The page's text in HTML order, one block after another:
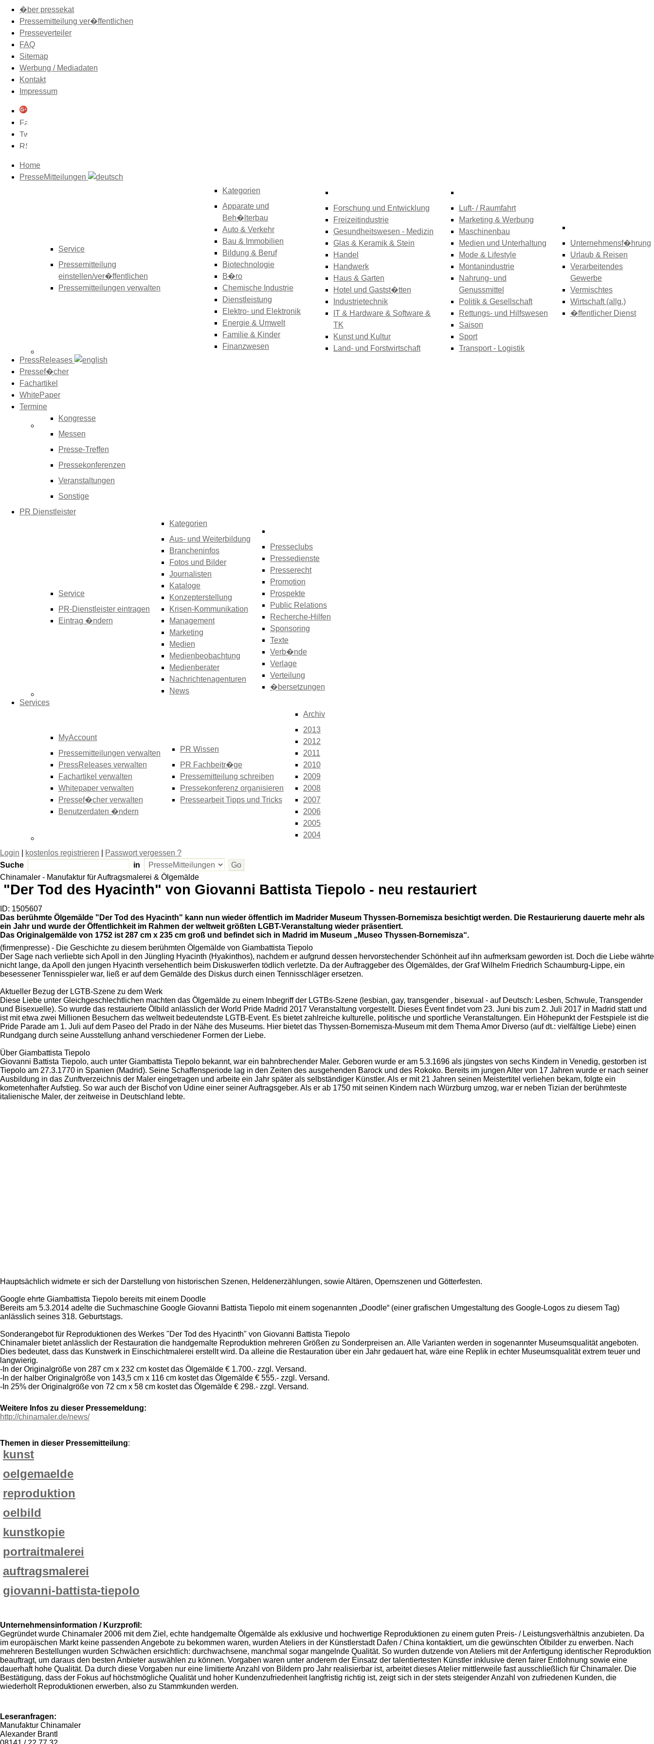
�ber pressekat
Pressemitteilung ver�ffentlichen
Presseverteiler
FAQ
Sitemap
Werbung / Mediadaten
Kontakt
Impressum
Home
PresseMitteilungen
Service
Pressemitteilung
einstellen/ver�ffentlichen
Pressemitteilungen verwalten
Kategorien
Apparate und
Beh�lterbau
Auto & Verkehr
Bau & Immobilien
Bildung & Beruf
Biotechnologie
B�ro
Chemische Industrie
Dienstleistung
Elektro- und Elektronik
Energie & Umwelt
Familie & Kinder
Finanzwesen
Forschung und Entwicklung
Freizeitindustrie
Gesundheitswesen - Medizin
Glas & Keramik & Stein
Handel
Handwerk
Haus & Garten
Hotel und Gastst�tten
Industrietechnik
IT & Hardware & Software &
TK
Kunst und Kultur
Land- und Forstwirtschaft
Luft- / Raumfahrt
Marketing & Werbung
Maschinenbau
Medien und Unterhaltung
Mode & Lifestyle
Montanindustrie
Nahrung- und
Genussmittel
Politik & Gesellschaft
Rettungs- und Hilfswesen
Saison
Sport
Transport - Logistik
Unternehmensf�hrung
Urlaub & Reisen
Verarbeitendes
Gewerbe
Vermischtes
Wirtschaft (allg.)
�ffentlicher Dienst
PressReleases
Pressef�cher
Fachartikel
WhitePaper
Termine
Kongresse
Messen
Presse-Treffen
Pressekonferenzen
Veranstaltungen
Sonstige
PR Dienstleister
Service
PR-Dienstleister eintragen
Eintrag �ndern
Kategorien
Aus- und Weiterbildung
Brancheninfos
Fotos und Bilder
Journalisten
Kataloge
Konzepterstellung
Krisen-Kommunikation
Management
Marketing
Medien
Medienbeobachtung
Medienberater
Nachrichtenagenturen
News
Presseclubs
Pressedienste
Presserecht
Promotion
Prospekte
Public Relations
Recherche-Hilfen
Sponsoring
Texte
Verb�nde
Verlage
Verteilung
�bersetzungen
Services
MyAccount
Pressemitteilungen verwalten
PressReleases verwalten
Fachartikel verwalten
Whitepaper verwalten
Pressef�cher verwalten
Benutzerdaten �ndern
PR Wissen
PR Fachbeitr�ge
Pressemitteilung schreiben
Pressekonferenz organisieren
Pressearbeit Tipps und Tricks
Archiv
2013
2012
2011
2010
2009
2008
2007
2006
2005
2004
Login kostenlos registrieren
Passwort vergessen ?
Suche
in
Chinamaler - Manufaktur für Auftragsmalerei & Ölgemälde
"Der Tod des Hyacinth" von Giovanni Battista Tiepolo - neu restauriert
ID: 1505607
Das berühmte Ölgemälde "Der Tod des Hyacinth" kann nun wieder öffentlich im Madrider Museum Thyssen-Bornemisza besichtigt werden. Die Restaurierung dauerte mehr als
ein Jahr und wurde der Öffentlichkeit im Rahmen der weltweit größten LGBT-Veranstaltung wieder präsentiert.
Das Originalgemälde von 1752 ist 287 cm x 235 cm groß und befindet sich in Madrid im Museum „Museo Thyssen-Bornemisza“.
(firmenpresse) - Die Geschichte zu diesem berühmten Ölgemälde von Giambattista Tiepolo
Der Sage nach verliebte sich Apoll in den Jüngling Hyacinth (Hyakinthos), nachdem er aufgrund dessen hervorstechender Schönheit auf ihn aufmerksam geworden ist. Doch die Liebe währte
nicht lange, da Apoll den jungen Hyacinth versehentlich beim Diskuswerfen tödlich verletzte. Da der Auftraggeber des Ölgemäldes, der Graf Wilhelm Friedrich Schaumburg-Lippe, ein
besessener Tennisspieler war, ließ er auf dem Gemälde des Diskus durch einen Tennisschläger ersetzen.
Aktueller Bezug der LGTB-Szene zu dem Werk
Diese Liebe unter Gleichgeschlechtlichen machten das Ölgemälde zu einem Inbegriff der LGTBs-Szene (lesbian, gay, transgender , bisexual - auf Deutsch: Lesben, Schwule, Transgender
und Bisexuelle). So wurde das restaurierte Ölbild anlässlich der World Pride Madrid 2017 Veranstaltung vorgestellt. Dieses Event findet vom 23. Juni bis zum 2. Juli 2017 in Madrid statt und
ist mit etwa zwei Millionen Besuchern das weltweit bedeutendste LGTB-Event. Es bietet zahlreiche kulturelle, politische und sportliche Veranstaltungen. Ein Höhepunkt der Festspiele ist die
Pride Parade am 1. Juli auf dem Paseo del Prado in der Nähe des Museums. Hier bietet das Thyssen-Bornemisza-Museum mit dem Thema Amor Diverso (auf dt.: vielfältige Liebe) einen
Rundgang durch seine Ausstellung anhand verschiedener Formen der Liebe.
Über Giambattista Tiepolo
Giovanni Battista Tiepolo, auch unter Giambattista Tiepolo bekannt, war ein bahnbrechender Maler. Geboren wurde er am 5.3.1696 als jüngstes von sechs Kindern in Venedig, gestorben ist
Tiepolo am 27.3.1770 in Spanien (Madrid). Seine Schaffensperiode lag in den Zeiten des ausgehenden Barock und des Rokoko. Bereits im jungen Alter von 17 Jahren wurde er nach seiner
Ausbildung in das Zunftverzeichnis der Maler eingetragen und arbeite ein Jahr später als selbständiger Künstler. Als er mit 21 Jahren seinen Meistertitel verliehen bekam, folgte ein
kometenhafter Aufstieg. So war auch der Bischof von Udine einer seiner Auftragsgeber. Als er ab 1750 mit seinen Kindern nach Würzburg umzog, war er neben Tizian der berühmteste
italienische Maler, der zeitweise in Deutschland lebte.
Hauptsächlich widmete er sich der Darstellung von historischen Szenen, Heldenerzählungen, sowie Altären, Opernszenen und Götterfesten.
Google ehrte Giambattista Tiepolo bereits mit einem Doodle
Bereits am 5.3.2014 adelte die Suchmaschine Google Giovanni Battista Tiepolo mit einem sogenannten „Doodle“ (einer grafischen Umgestaltung des Google-Logos zu diesem Tag)
anlässlich seines 318. Geburtstags.
Sonderangebot für Reproduktionen des Werkes "Der Tod des Hyacinth" von Giovanni Battista Tiepolo
Chinamaler bietet anlässlich der Restauration die handgemalte Reproduktion mehreren Größen zu Sonderpreisen an. Alle Varianten werden in sogenannter Museumsqualität angeboten.
Dies bedeutet, dass das Kunstwerk in Einschichtmalerei erstellt wird. Da alleine die Restauration über ein Jahr gedauert hat, wäre eine Replik in echter Museumsqualität extrem teuer und
langwierig.
-In der Originalgröße von 287 cm x 232 cm kostet das Ölgemälde € 1.700.- zzgl. Versand.
-In der halber Originalgröße von 143,5 cm x 116 cm kostet das Ölgemälde € 555.- zzgl. Versand.
-In 25% der Originalgröße von 72 cm x 58 cm kostet das Ölgemälde € 298.- zzgl. Versand.
Weitere Infos zu dieser Pressemeldung:
http://chinamaler.de/news/
Themen in dieser Pressemitteilung:
kunst
oelgemaelde
reproduktion
oelbild
kunstkopie
portraitmalerei
auftragsmalerei
giovanni-battista-tiepolo
Unternehmensinformation / Kurzprofil:
Gegründet wurde Chinamaler 2006 mit dem Ziel, echte handgemalte Ölgemälde als exklusive und hochwertige Reproduktionen zu einem guten Preis- / Leistungsverhältnis anzubieten. Da
im europäischen Markt keine passenden Angebote zu bekommen waren, wurden Ateliers in der Künstlerstadt Dafen / China kontaktiert, um die gewünschten Ölbilder zu erwerben. Nach
mehreren Bestellungen wurden Schwächen ersichtlich: durchwachsene, manchmal sogar mangelnde Qualität. So wurden dutzende von Ateliers mit der Anfertigung identischer Reproduktion
beauftragt, um daraus den besten Anbieter auswählen zu können. Vorgaben waren unter anderem der Einsatz der talentiertesten Künstler inklusive deren fairer Entlohnung sowie eine
dauerhaft hohe Qualität. Da durch diese Vorgaben nur eine limitierte Anzahl von Bildern pro Jahr realisierbar ist, arbeitet dieses Atelier mittlerweile fast ausschließlich für Chinamaler. Die
Bestätigung, dass der Fokus auf höchstmögliche Qualität und hoher Kundenzufriedenheit langfristig richtig ist, zeigt sich in der stets steigender Anzahl von zufriedenen Kunden, die
wiederholt Reproduktionen erwerben, also zu Stammkunden werden.
Leseranfragen:
Manufaktur Chinamaler
Alexander Brantl